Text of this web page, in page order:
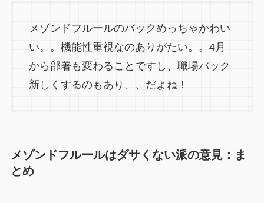
メゾンドフルールのバックめっちゃかわい
い。。機能性重視なのありがたい。。4月
から部署も変わることですし、職場バック
新しくするのもあり、、だよね！
メゾンドフルールはダサくない派の意見：ま
とめ